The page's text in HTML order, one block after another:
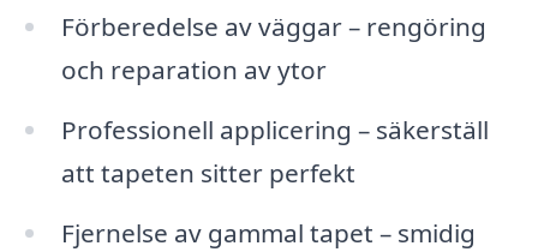
Förberedelse av väggar – rengöring
och reparation av ytor
Professionell applicering – säkerställ
att tapeten sitter perfekt
Fjernelse av gammal tapet – smidig